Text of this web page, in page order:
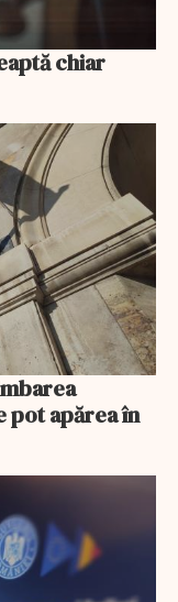
chiar
pot apărea în